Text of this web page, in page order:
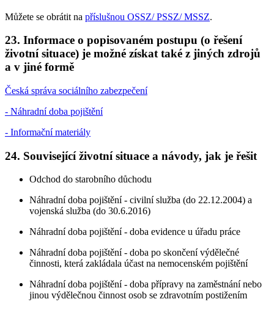
Můžete se obrátit na příslušnou OSSZ/ PSSZ/ MSSZ.
23. Informace o popisovaném postupu (o řešení
životní situace) je možné získat také z jiných zdrojů
a v jiné formě
Česká správa sociálního zabezpečení
- Náhradní doba pojištění
- Informační materiály
24. Související životní situace a návody, jak je řešit
Odchod do starobního důchodu
Náhradní doba pojištění - civilní služba (do 22.12.2004) a
vojenská služba (do 30.6.2016)
Náhradní doba pojištění - doba evidence u úřadu práce
Náhradní doba pojištění - doba po skončení výdělečné
činnosti, která zakládala účast na nemocenském pojištění
Náhradní doba pojištění - doba přípravy na zaměstnání nebo
jinou výdělečnou činnost osob se zdravotním postižením